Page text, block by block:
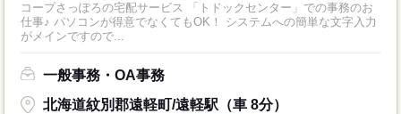
コープさっぽろの宅配サービス 「トドックセンター」での事務のお
仕事♪ パソコンが得意でなくてもOK！ システムへの簡単な文字入力
がメインですので...
一般事務・OA事務
北海道紋別郡遠軽町/遠軽駅（車 8分）